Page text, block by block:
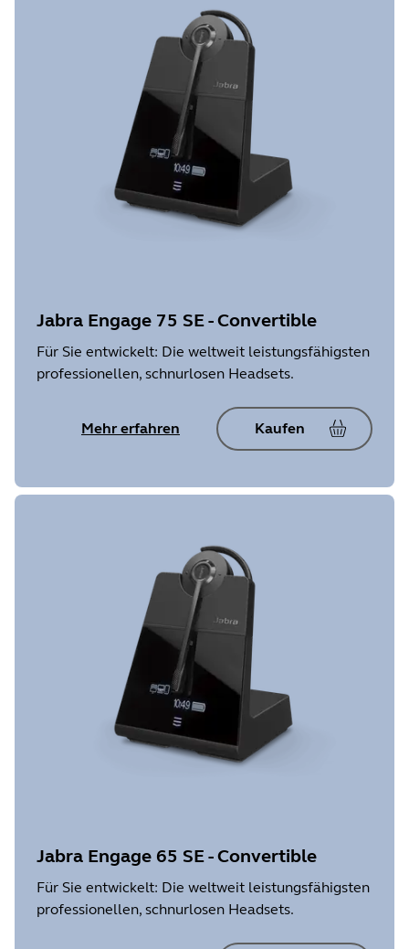
Jabra Engage 75 SE - Convertible
Für Sie entwickelt: Die weltweit leistungsfähigsten
professionellen, schnurlosen Headsets.
Mehr erfahren Kaufen
Jabra Engage 65 SE - Convertible
Für Sie entwickelt: Die weltweit leistungsfähigsten
professionellen, schnurlosen Headsets.